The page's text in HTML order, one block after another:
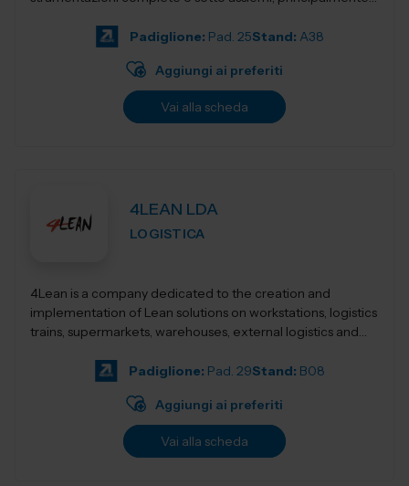
Padiglione: Pad. 25Stand: A38
Aggiungi ai preferiti
Vai alla scheda
4LEAN LDA
LOGISTICA
4Lean is a company dedicated to the creation and
implementation of Lean solutions on workstations, logistics
trains, supermarkets, warehouses, external logistics and
Padiglione: Pad. 29Stand: B08
Aggiungi ai preferiti
Vai alla scheda